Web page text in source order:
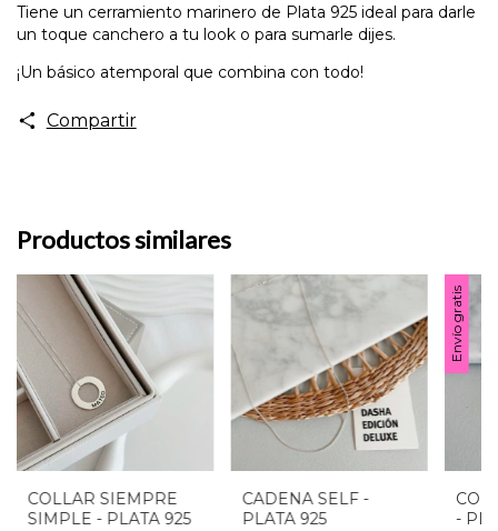
Tiene un cerramiento marinero de Plata 925 ideal para darle
un toque canchero a tu look o para sumarle dijes.
¡Un básico atemporal que combina con todo!
Compartir
Productos similares
COLLAR SIEMPRE
SIMPLE - PLATA 925
CADENA SELF -
PLATA 925
Envío gratis
-